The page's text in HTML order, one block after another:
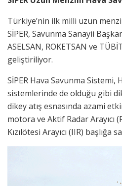
Türkiye’nin ilk milli uzun
SİPER, Savunma Sanayii
ASELSAN, ROKETSAN ve
geliştiriliyor.
SİPER Hava Savunma Sistemi,
sistemlerinde de olduğu gibi
dikey atış esnasında azami
motora ve Aktif Radar Arayıcı
Kızılötesi Arayıcı (IIR) başlığa